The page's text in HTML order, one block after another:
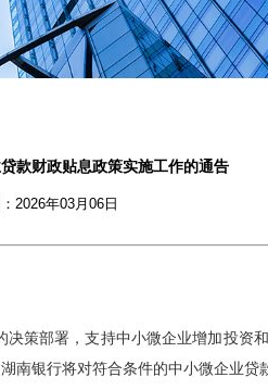
款财政贴息政策实施工作的通告
2026年03月06日
策部署，支持中小微企业增加投资
南银行将对符合条件的中小微企业贷